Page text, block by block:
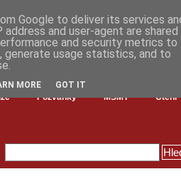
Pozvánky MŠMT Čtení
Google to deliver its services
and user-agent are shared
and security metrics to
generate usage statistics, and to
MORE GOT IT